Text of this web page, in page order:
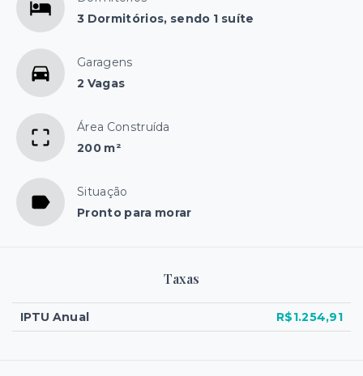
3 Dormitórios, sendo 1 suíte
Garagens
2 Vagas
Área Construída
200 m²
Situação
Pronto para morar
Taxas
IPTU Anual R$1.254,91